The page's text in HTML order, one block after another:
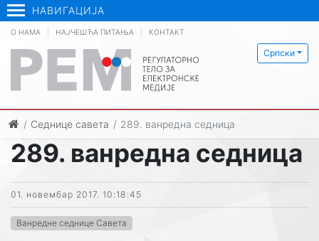
НАВИГАЦИЈА
Српски
О НАМА НАЈЧЕШЋА ПИТАЊА КОНТАКТ
Седнице савета 289. ванредна седница
289. ванредна седница
01. новембар 2017. 10:18:45
Ванредне седнице Савета